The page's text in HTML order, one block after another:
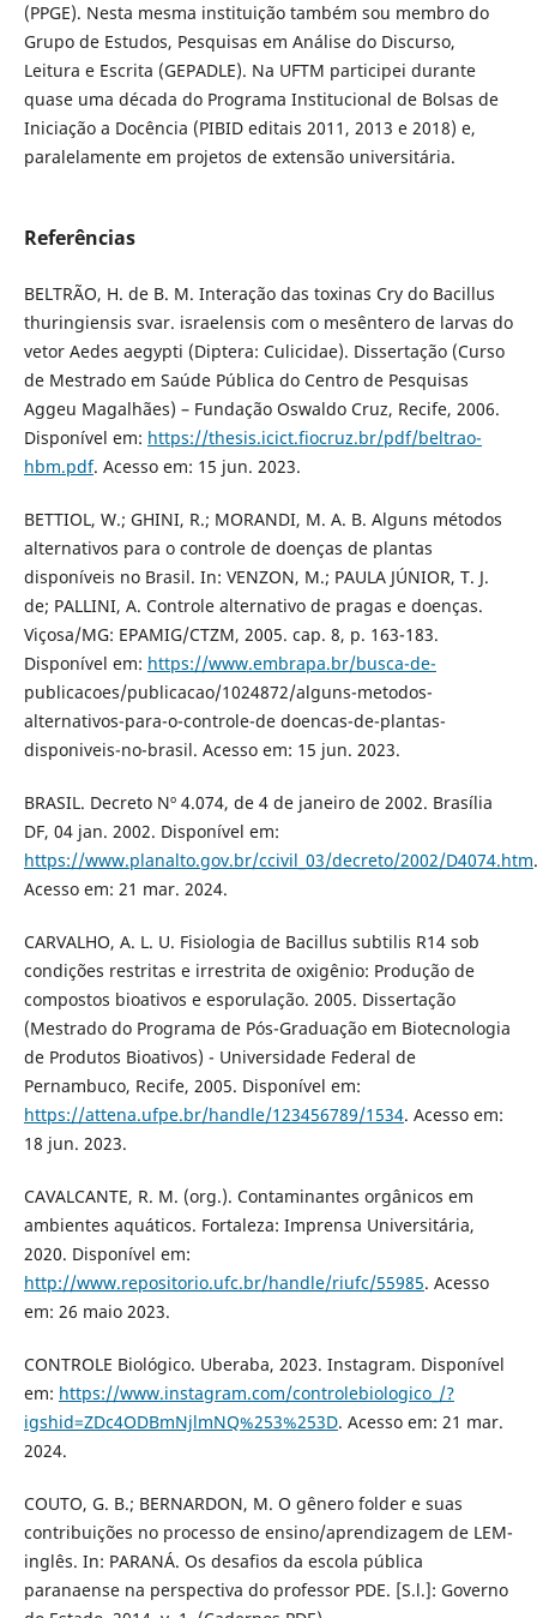
(PPGE). Nesta mesma instituição também sou membro do
Grupo de Estudos, Pesquisas em Análise do Discurso,
Leitura e Escrita (GEPADLE). Na UFTM participei durante
quase uma década do Programa Institucional de Bolsas de
Iniciação a Docência (PIBID editais 2011, 2013 e 2018) e,
paralelamente em projetos de extensão universitária.
Referências
BELTRÃO, H. de B. M. Interação das toxinas Cry do Bacillus
thuringiensis svar. israelensis com o mesêntero de larvas do
vetor Aedes aegypti (Diptera: Culicidae). Dissertação (Curso
de Mestrado em Saúde Pública do Centro de Pesquisas
Aggeu Magalhães) – Fundação Oswaldo Cruz, Recife, 2006.
Disponível em: https://thesis.icict.fiocruz.br/pdf/beltrao-
hbm.pdf. Acesso em: 15 jun. 2023.
BETTIOL, W.; GHINI, R.; MORANDI, M. A. B. Alguns métodos
alternativos para o controle de doenças de plantas
disponíveis no Brasil. In: VENZON, M.; PAULA JÚNIOR, T. J.
de; PALLINI, A. Controle alternativo de pragas e doenças.
Viçosa/MG: EPAMIG/CTZM, 2005. cap. 8, p. 163-183.
Disponível em: https://www.embrapa.br/busca-de-
publicacoes/publicacao/1024872/alguns-metodos-
alternativos-para-o-controle-de doencas-de-plantas-
disponiveis-no-brasil. Acesso em: 15 jun. 2023.
BRASIL. Decreto Nº 4.074, de 4 de janeiro de 2002. Brasília
DF, 04 jan. 2002. Disponível em:
https://www.planalto.gov.br/ccivil_03/decreto/2002/D4074.htm.
Acesso em: 21 mar. 2024.
CARVALHO, A. L. U. Fisiologia de Bacillus subtilis R14 sob
condições restritas e irrestrita de oxigênio: Produção de
compostos bioativos e esporulação. 2005. Dissertação
(Mestrado do Programa de Pós-Graduação em Biotecnologia
de Produtos Bioativos) - Universidade Federal de
Pernambuco, Recife, 2005. Disponível em:
https://attena.ufpe.br/handle/123456789/1534. Acesso em:
18 jun. 2023.
CAVALCANTE, R. M. (org.). Contaminantes orgânicos em
ambientes aquáticos. Fortaleza: Imprensa Universitária,
2020. Disponível em:
http://www.repositorio.ufc.br/handle/riufc/55985. Acesso
em: 26 maio 2023.
CONTROLE Biológico. Uberaba, 2023. Instagram. Disponível
em: https://www.instagram.com/controlebiologico_/?
igshid=ZDc4ODBmNjlmNQ%253%253D. Acesso em: 21 mar.
2024.
COUTO, G. B.; BERNARDON, M. O gênero folder e suas
contribuições no processo de ensino/aprendizagem de LEM-
inglês. In: PARANÁ. Os desafios da escola pública
paranaense na perspectiva do professor PDE. [S.l.]: Governo